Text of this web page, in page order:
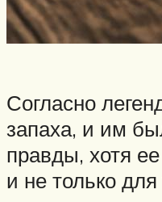
Согласно
запаха, и им
правды, хотя
и не только